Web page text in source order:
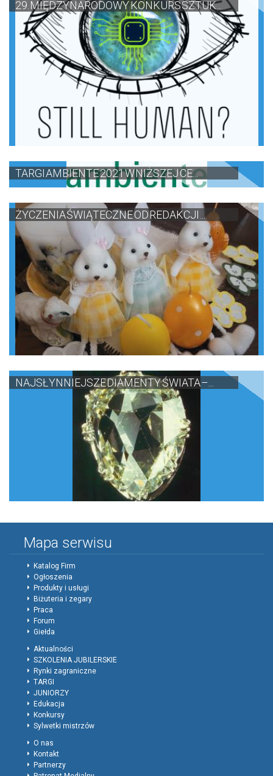
29. MIĘDZYNARODOWY KONKURS SZTUK...
TARGI AMBIENTE 2021 W NIŻSZEJ CE...
ŻYCZENIA ŚWIĄTECZNE OD REDAKCJI ...
NAJSŁYNNIEJSZE DIAMENTY ŚWIATA –...
Mapa serwisu
Katalog Firm
Ogłoszenia
Produkty i usługi
Biżuteria i zegary
Praca
Forum
Giełda
Aktualności
SZKOLENIA JUBILERSKIE
Rynki zagraniczne
TARGI
JUNIORZY
Edukacja
Konkursy
Sylwetki mistrzów
O nas
Kontakt
Partnerzy